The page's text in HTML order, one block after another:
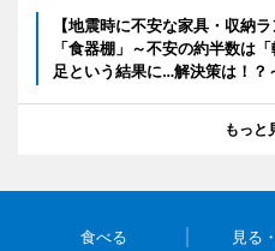
【地震時に不安な家具・収納
「食器棚」～不安の約半数は
足という結果に…解決策は！？
もっと
食べる 見る